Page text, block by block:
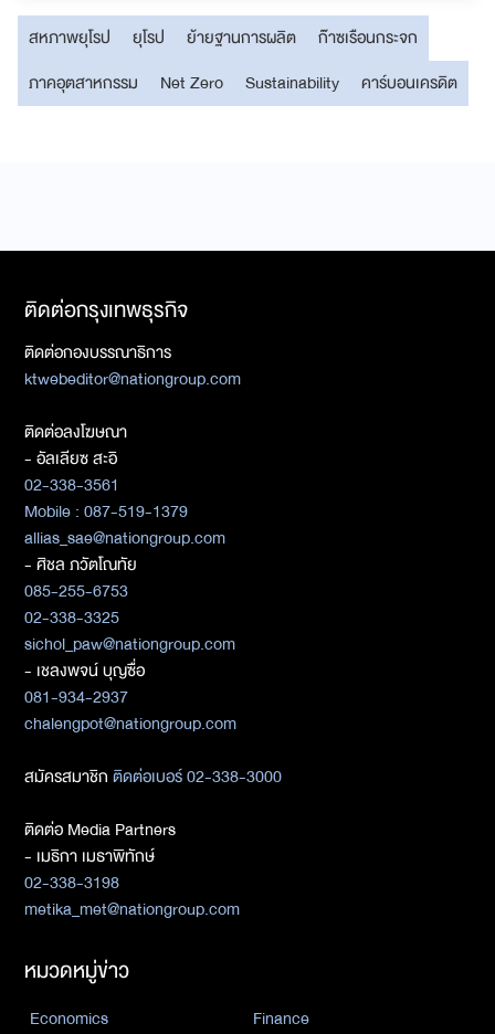
สหภาพยุโรป ยุโรป ย้ายฐานการผลิต
ก๊าซเรือนกระจก
ภาคอุตสาหกรรม
Net Zero Sustainability คาร์บอนเครดิต
ติดต่อกรุงเทพธุรกิจ
ติดต่อกองบรรณาธิการ
ktwebeditor@nationgroup.com
ติดต่อลงโฆษณา
- อัลเลียซ สะอิ
02-338-3561
Mobile : 087-519-1379
allias_sae@nationgroup.com
- ศิชล ภวัตโณทัย
085-255-6753
02-338-3325
sichol_paw@nationgroup.com
- เชลงพจน์ บุญซื่อ
081-934-2937
chalengpot@nationgroup.com
สมัครสมาชิกติดต่อเบอร์ 02-338-3000
ติดต่อ Media Partners
- เมธิกา เมธาพิทักษ์
02-338-3198
metika_met@nationgroup.com
หมวดหมู่ข่าว
Economics
Finance